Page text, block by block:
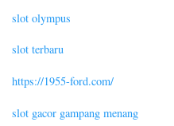
slot olympus
slot terbaru
https://1955-ford.com/
slot gacor gampang menang